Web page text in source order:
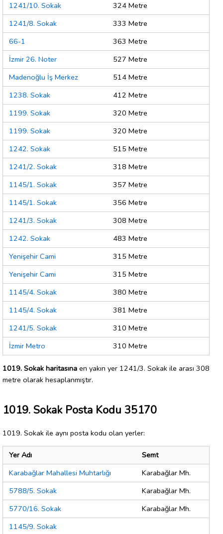
1241/10. Sokak
324 Metre
1241/8. Sokak
333 Metre
66-1
363 Metre
İzmir 26. Noter
527 Metre
Madenoğlu İş Merkez
514 Metre
1238. Sokak
412 Metre
1199. Sokak
320 Metre
1199. Sokak
320 Metre
1242. Sokak
515 Metre
1241/2. Sokak
318 Metre
1145/1. Sokak
357 Metre
1145/1. Sokak
356 Metre
1241/3. Sokak
308 Metre
1242. Sokak
483 Metre
Yenişehir Cami
315 Metre
Yenişehir Cami
315 Metre
1145/4. Sokak
380 Metre
1145/4. Sokak
381 Metre
1241/5. Sokak
310 Metre
İzmir Metro
310 Metre
1019. Sokak haritasına en yakın yer 1241/3. Sokak ile arası 308
metre olarak hesaplanmıştır.
1019. Sokak Posta Kodu 35170
1019. Sokak ile aynı posta kodu olan yerler:
Yer Adı
Semt
Karabağlar Mahallesi Muhtarlığı
Karabağlar Mh.
5788/5. Sokak
Karabağlar Mh.
5770/16. Sokak
Karabağlar Mh.
1145/9. Sokak